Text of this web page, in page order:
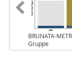
BRUNATA-
Gruppe